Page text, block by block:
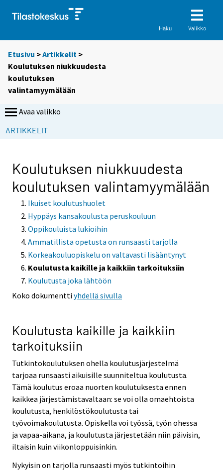
Haku Valikko
Etusivu >Artikkelit >
Koulutuksen niukkuudesta
koulutuksen
valintamyymälään
Avaa valikko
ARTIKKELIT
Koulutuksen niukkuudesta
koulutuksen valintamyymälään
Ikuiset koulutushuolet
Hyppäys kansakoulusta peruskouluun
Oppikouluista lukioihin
Ammatillista opetusta on runsaasti tarjolla
Korkeakouluopiskelu on valtavasti lisääntynyt
Koulutusta kaikille ja kaikkiin tarkoituksiin
Koulutusta joka lähtöön
Koko dokumenttiyhdellä sivulla
Koulutusta kaikille ja kaikkiin
tarkoituksiin
Tutkintokoulutuksen ohella koulutusjärjestelmä
tarjoaa runsaasti aikuisille suunniteltua koulutusta.
Tämä koulutus eroaa nuorten koulutuksesta ennen
kaikkea järjestämistavaltaan: se voi olla omaehtoista
koulutusta, henkilöstökoulutusta tai
työvoimakoulutusta. Opiskella voi työssä, työn ohessa
ja vapaa-aikana, ja koulutusta järjestetään niin päivisin,
iltaisin kuin viikonloppuisinkin.
Nykyisin on tarjolla runsaasti myös tutkintoihin